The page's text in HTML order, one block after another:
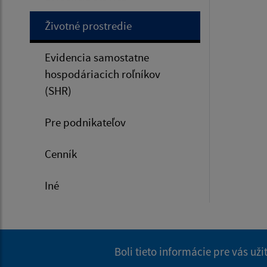
Životné prostredie
Evidencia samostatne
hospodáriacich roľníkov
(SHR)
Pre podnikateľov
Cenník
Iné
Boli tieto informácie pre vás